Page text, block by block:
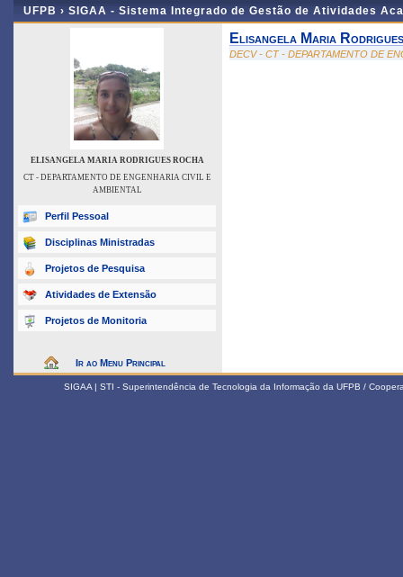
UFPB › SIGAA - Sistema Integrado de Gestão de Atividades
ELISANGELA MARIA RODRIGUES ROCHA
CT - DEPARTAMENTO DE ENGENHARIA CIVIL E
AMBIENTAL
Perfil Pessoal
Disciplinas Ministradas
Projetos de Pesquisa
Atividades de Extensão
Projetos de Monitoria
Ir ao Menu Principal
Elisangela Maria
DECV - CT - DEPARTAMENTO DE
SIGAA | STI - Superintendência de Tecnologia da Informação da UFPB /